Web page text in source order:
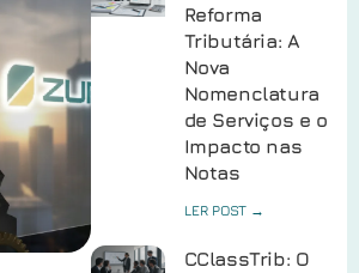
Reforma
Tributária: A
Nova
Nomenclatura
de Serviços e o
Impacto nas
Notas
LER POST →
CClassTrib: O